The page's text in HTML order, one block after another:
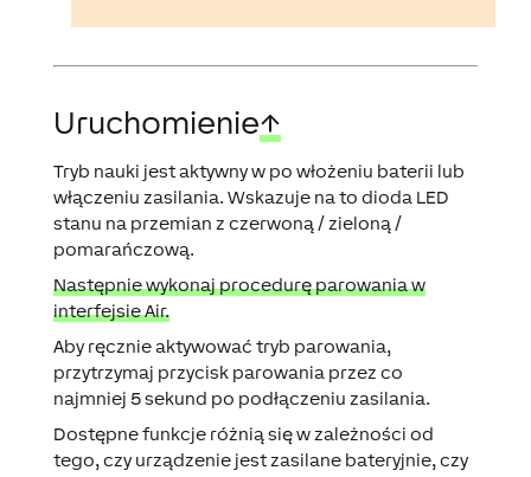
Uruchomienie↑
Tryb nauki jest aktywny w po włożeniu baterii lub
włączeniu zasilania. Wskazuje na to dioda LED
stanu na przemian z czerwoną / zieloną /
pomarańczową.
Następnie wykonaj procedurę parowania w
interfejsie Air.
Aby ręcznie aktywować tryb parowania,
przytrzymaj przycisk parowania przez co
najmniej 5 sekund po podłączeniu zasilania.
Dostępne funkcje różnią się w zależności od
tego, czy urządzenie jest zasilane bateryjnie, czy